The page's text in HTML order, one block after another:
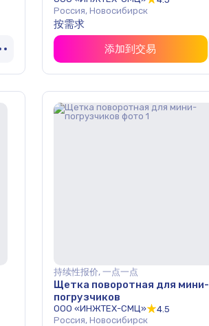
Россия, Новосибирск
按需求
添加到交易
持续性报价, 一点一点
Щетка поворотная для мини-
погрузчиков
ООО «ИНЖТЕХ-СМЦ»
4.5
Россия, Новосибирск